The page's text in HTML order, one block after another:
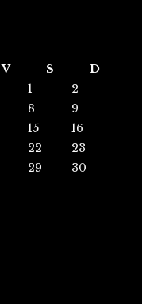
V S
D
1
2
8
9
15
16
22
23
29
30